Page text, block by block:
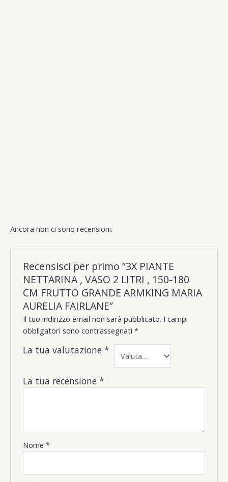
Ancora non ci sono recensioni.
Recensisci per primo “3X PIANTE
NETTARINA , VASO 2 LITRI , 150-180
CM FRUTTO GRANDE ARMKING MARIA
AURELIA FAIRLANE”
Il tuo indirizzo email non sarà pubblicato. I campi
obbligatori sono contrassegnati*
La tua valutazione*
La tua recensione*
Nome*